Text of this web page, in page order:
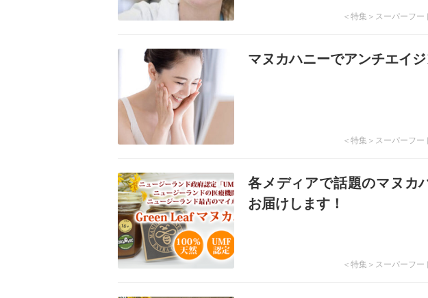
＜特集＞スーパーフ
マヌカハニーでアンチエイ
＜特集＞スーパーフ
各メディアで話題のマヌカ
お届けします！
＜特集＞スーパーフ